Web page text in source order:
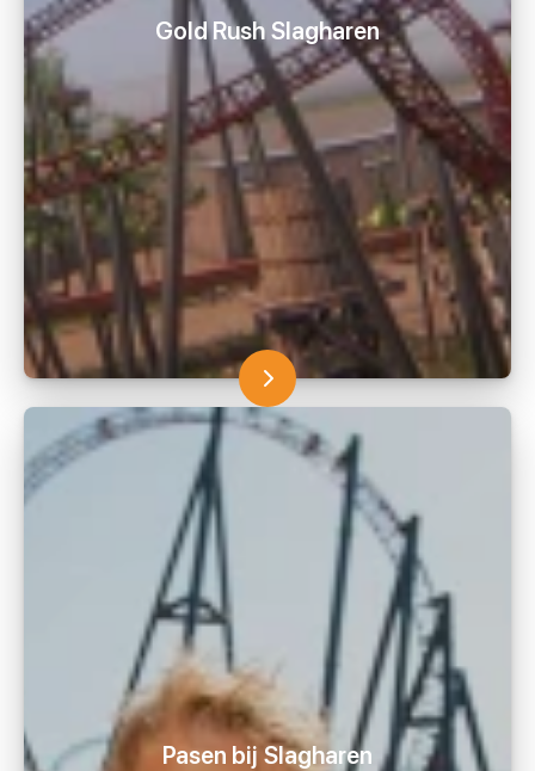
Gold Rush Slagharen
Pasen bij Slagharen